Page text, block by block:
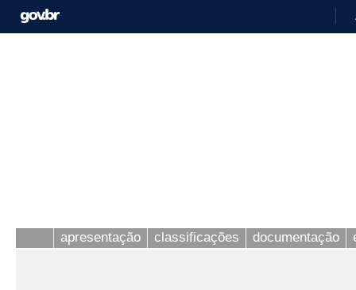
apresentação classificações documentação